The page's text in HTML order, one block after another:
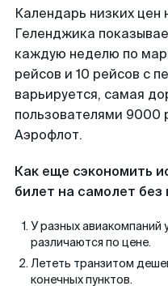
Календарь низких цен
Геленджика
каждую неделю по
рейсов и 10 рейсов с
варьируется, самая
пользователями 9000
Аэрофлот.
Как еще сэкономить
билет на самолет без
У разных авиакомпаний
различаются по цене.
Лететь транзитом
конечных пунктов.